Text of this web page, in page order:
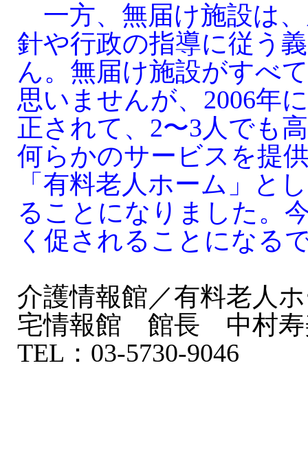
一方、無届け施設は
針や行政の指導に従う
ん。無届け施設がすべ
思いませんが、2006年
正されて、2〜3人でも
何らかのサービスを提
「有料老人ホーム」と
ることになりました。
く促されることになる
介護情報館／有料老人
宅情報館 館長 中村寿
TEL：03-5730-9046